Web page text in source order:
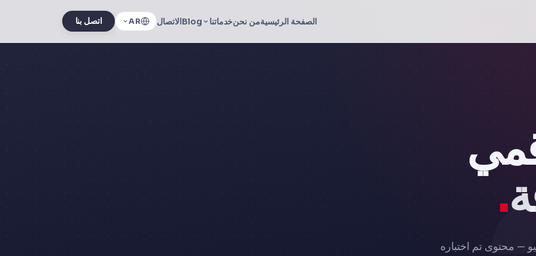
الصفحة الرئيسيةمن نحنخدماتنا Blogالاتصال AR اتصل بنا
.
— محتوى تم اختباره